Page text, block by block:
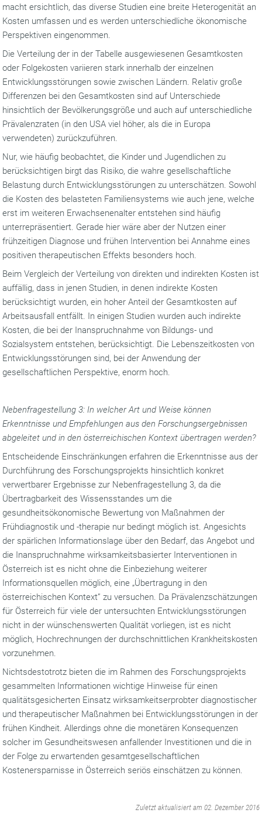
macht ersichtlich, das diverse Studien eine breite Heterogenität an
Kosten umfassen und es werden unterschiedliche ökonomische
Perspektiven eingenommen.
Die Verteilung der in der Tabelle ausgewiesenen Gesamtkosten
oder Folgekosten variieren stark innerhalb der einzelnen
Entwicklungsstörungen sowie zwischen Ländern. Relativ große
Differenzen bei den Gesamtkosten sind auf Unterschiede
hinsichtlich der Bevölkerungsgröße und auch auf unterschiedliche
Prävalenzraten (in den USA viel höher, als die in Europa
verwendeten) zurückzuführen.
Nur, wie häufig beobachtet, die Kinder und Jugendlichen zu
berücksichtigen birgt das Risiko, die wahre gesellschaftliche
Belastung durch Entwicklungsstörungen zu unterschätzen. Sowohl
die Kosten des belasteten Familiensystems wie auch jene, welche
erst im weiteren Erwachsenenalter entstehen sind häufig
unterrepräsentiert. Gerade hier wäre aber der Nutzen einer
frühzeitigen Diagnose und frühen Intervention bei Annahme eines
positiven therapeutischen Effekts besonders hoch.
Beim Vergleich der Verteilung von direkten und indirekten Kosten ist
auffällig, dass in jenen Studien, in denen indirekte Kosten
berücksichtigt wurden, ein hoher Anteil der Gesamtkosten auf
Arbeitsausfall entfällt. In einigen Studien wurden auch indirekte
Kosten, die bei der Inanspruchnahme von Bildungs- und
Sozialsystem entstehen, berücksichtigt. Die Lebenszeitkosten von
Entwicklungsstörungen sind, bei der Anwendung der
gesellschaftlichen Perspektive, enorm hoch.
Nebenfragestellung 3: In welcher Art und Weise können
Erkenntnisse und Empfehlungen aus den Forschungsergebnissen
abgeleitet und in den österreichischen Kontext übertragen werden?
Entscheidende Einschränkungen erfahren die Erkenntnisse aus der
Durchführung des Forschungsprojekts hinsichtlich konkret
verwertbarer Ergebnisse zur Nebenfragestellung 3, da die
Übertragbarkeit des Wissensstandes um die
gesundheitsökonomische Bewertung von Maßnahmen der
Frühdiagnostik und -therapie nur bedingt möglich ist. Angesichts
der spärlichen Informationslage über den Bedarf, das Angebot und
die Inanspruchnahme wirksamkeitsbasierter Interventionen in
Österreich ist es nicht ohne die Einbeziehung weiterer
Informationsquellen möglich, eine „Übertragung in den
österreichischen Kontext” zu versuchen. Da Prävalenzschätzungen
für Österreich für viele der untersuchten Entwicklungsstörungen
nicht in der wünschenswerten Qualität vorliegen, ist es nicht
möglich, Hochrechnungen der durchschnittlichen Krankheitskosten
vorzunehmen.
Nichtsdestotrotz bieten die im Rahmen des Forschungsprojekts
gesammelten Informationen wichtige Hinweise für einen
qualitätsgesicherten Einsatz wirksamkeitserprobter diagnostischer
und therapeutischer Maßnahmen bei Entwicklungsstörungen in der
frühen Kindheit. Allerdings ohne die monetären Konsequenzen
solcher im Gesundheitswesen anfallender Investitionen und die in
der Folge zu erwartenden gesamtgesellschaftlichen
Kostenersparnisse in Österreich seriös einschätzen zu können.
Zuletzt aktualisiert am 02. Dezember 2016